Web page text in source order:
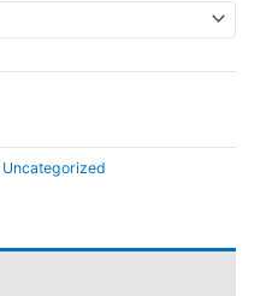
Uncategorized